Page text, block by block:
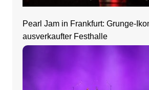
Pearl Jam in Frankfurt: Grunge-
ausverkaufter Festhalle